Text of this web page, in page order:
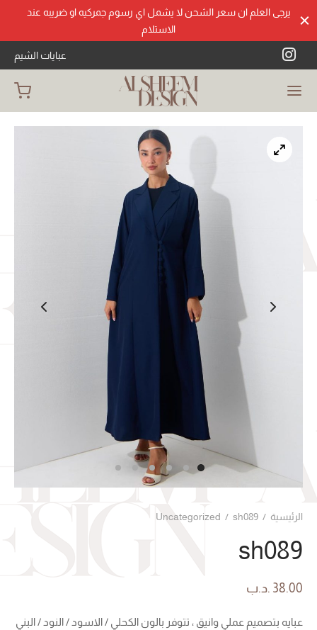
يرجى العلم ان سعر الشحن لا يشمل اي رسوم جمركيه او ضريبه عند
الاستلام
عبايات الشيم
الرئيسية /
Uncategorized / sh089
sh089
38.00 .د.ب
عبايه بتصميم عملي وانيق ، تتوفر بالون الكحلي / الاسود / النود / البني